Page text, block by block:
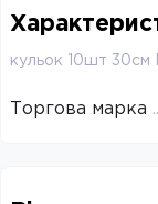
кульок 10шт 30см
Торгова марка